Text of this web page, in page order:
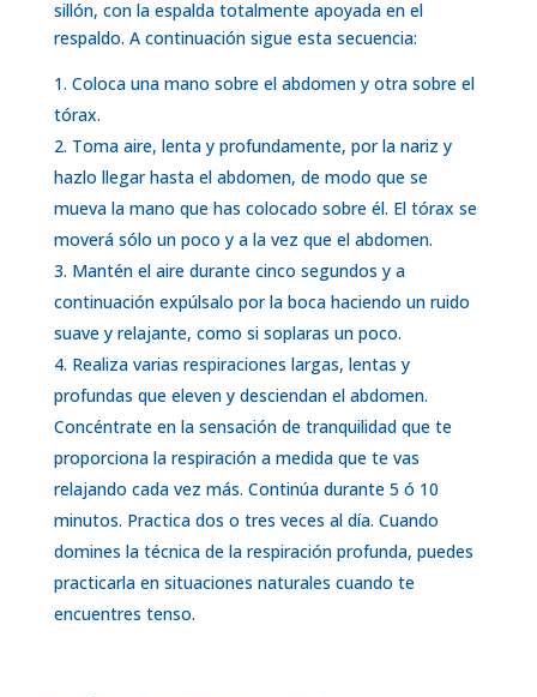
sillón, con la espalda totalmente apoyada en el
respaldo. A continuación sigue esta secuencia:
Coloca una mano sobre el abdomen y otra sobre el
tórax.
Toma aire, lenta y profundamente, por la nariz y
hazlo llegar hasta el abdomen, de modo que se
mueva la mano que has colocado sobre él. El tórax se
moverá sólo un poco y a la vez que el abdomen.
Mantén el aire durante cinco segundos y a
continuación expúlsalo por la boca haciendo un ruido
suave y relajante, como si soplaras un poco.
Realiza varias respiraciones largas, lentas y
profundas que eleven y desciendan el abdomen.
Concéntrate en la sensación de tranquilidad que te
proporciona la respiración a medida que te vas
relajando cada vez más. Continúa durante 5 ó 10
minutos. Practica dos o tres veces al día. Cuando
domines la técnica de la respiración profunda, puedes
practicarla en situaciones naturales cuando te
encuentres tenso.